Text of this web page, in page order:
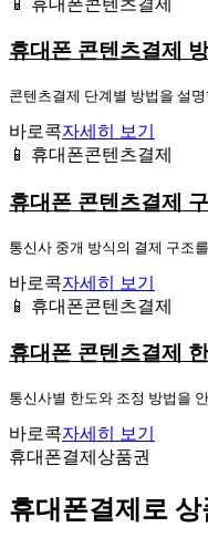
휴대폰 콘텐츠결제
콘텐츠결제 단계별 방법을 설
바로콕자세히 보기
📱 휴대폰콘텐츠결제
휴대폰 콘텐츠결제
통신사 중개 방식의 결제 구조
바로콕자세히 보기
📱 휴대폰콘텐츠결제
휴대폰 콘텐츠결제
통신사별 한도와 조정 방법을
바로콕자세히 보기
휴대폰결제상품권
휴대폰결제로 상